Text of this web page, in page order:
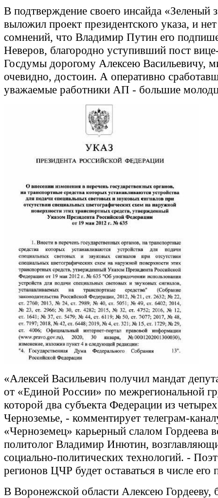
В подтверждение своего инсайда «Зеленый
выложил проект президентского указа, и
сомнений, что Владимир Путин его
Неверов, благородно уступивший пост
Госдумы дорогому Алексею Васильевичу,
очевидно, достоин. А оперативно
уважаемые работники АП - большие
«Алексей Васильевич получил мандат
от «Единой России» по межрегиональной
которой два субъекта Федерации из
Черноземье, - комментирует телеграм-
«Черноземец» карьерный слалом Гордеева
политолог Владимир Инютин,
социально-политических технологий. -
регионов ЦЧР будет оставаться в числе его
В Воронежской области Алексею Гордееву,